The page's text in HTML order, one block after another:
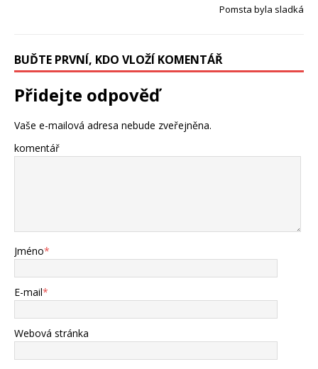
Pomsta byla sladká
BUĎTE PRVNÍ, KDO VLOŽÍ KOMENTÁŘ
Přidejte odpověď
Vaše e-mailová adresa nebude zveřejněna.
komentář
Jméno*
E-mail*
Webová stránka